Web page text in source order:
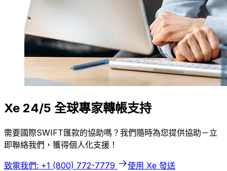
Xe 24/5 全球專家轉帳支持
需要國際SWIFT匯款的協助嗎？我們隨時為您提供協助－立
即聯絡我們，獲得個人化支援！
致電我們: +1 (800) 772-7779 使用 Xe 發送